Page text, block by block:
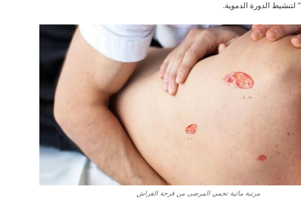
” لتنشيط الدورة الدموية.
مرتبة مائية تحمي المرضى من قرحة الفراش